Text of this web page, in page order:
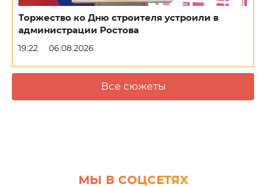
Торжество ко Дню строителя устроили в
администрации Ростова
19:22 06.08.2026
Все сюжеты
МЫ В СОЦСЕТЯХ